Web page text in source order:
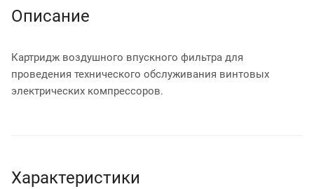
Описание
Картридж воздушного впускного фильтра для
проведения технического обслуживания винтовых
электрических компрессоров.
Характеристики